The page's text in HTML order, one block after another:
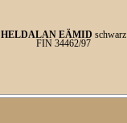
HELDALAN EÄMID schwarz
FIN 34462/97